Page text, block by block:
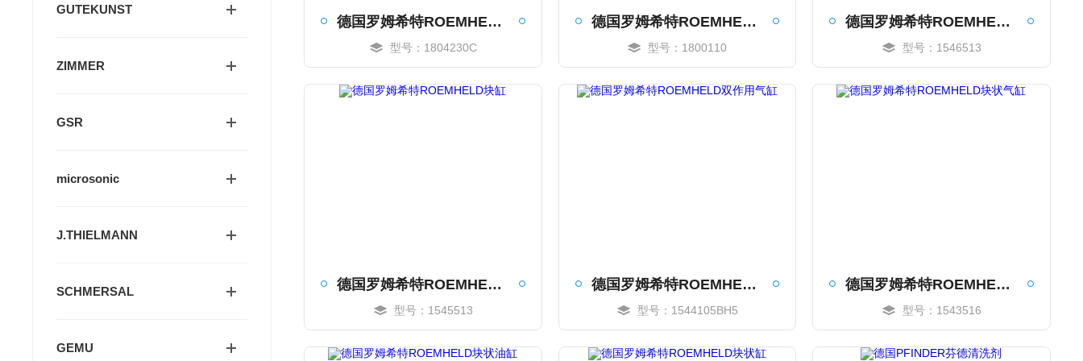
GUTEKUNST
ZIMMER
GSR
microsonic
J.THIELMANN
SCHMERSAL
GEMU
德国罗姆希特ROEMHELD紧凑型夹具
型号：1804230C
德国罗姆希特ROEMHELD迷你型翻板缸
型号：1800110
德国罗姆希特ROEMHELD油缸
型号：1546513
德国罗姆希特ROEMHELD块缸
型号：1545513
德国罗姆希特ROEMHELD双作用气缸
型号：1544105BH5
德国罗姆希特ROEMHELD块状气缸
型号：1543516